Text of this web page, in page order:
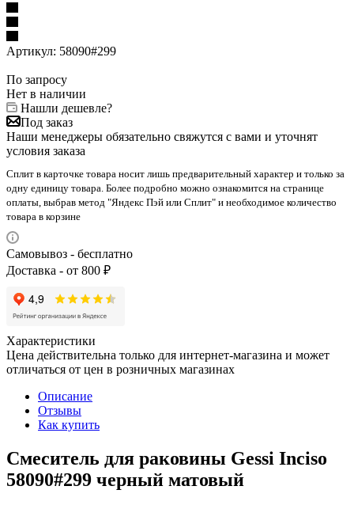
Артикул: 58090#299
По запросу
Нет в наличии
Нашли дешевле?
Под заказ
Наши менеджеры обязательно свяжутся с вами и уточнят
условия заказа
Сплит в карточке товара носит лишь предварительный характер и только за
одну единицу товара. Более подробно можно ознакомится на странице
оплаты, выбрав метод "Яндекс Пэй или Сплит" и необходимое количество
товара в корзине
Самовывоз - бесплатно
Доставка - от 800 ₽
Характеристики
Цена действительна только для интернет-магазина и может
отличаться от цен в розничных магазинах
Описание
Отзывы
Как купить
Смеситель для раковины Gessi Inciso
58090#299 черный матовый